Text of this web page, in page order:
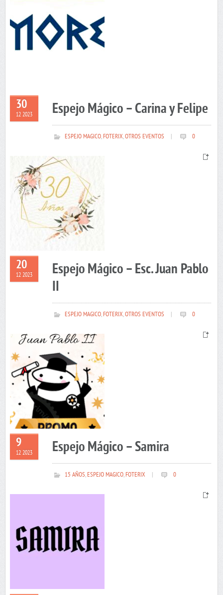
30
12 2023 Espejo Mágico – Carina y Felipe
ESPEJO MAGICO,FOTERIX,OTROS EVENTOS 0
20
12 2023
Espejo Mágico – Esc. Juan Pablo
II
ESPEJO MAGICO,FOTERIX,OTROS EVENTOS 0
9
12 2023 Espejo Mágico – Samira
15 AÑOS,ESPEJO MAGICO,FOTERIX 0